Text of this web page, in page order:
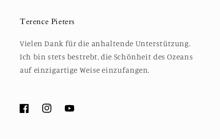
Terence Pieters
Vielen Dank für die anhaltende Unterstützung.
Ich bin stets bestrebt, die Schönheit des Ozeans
auf einzigartige Weise einzufangen.
FacebookInstagramYouTube